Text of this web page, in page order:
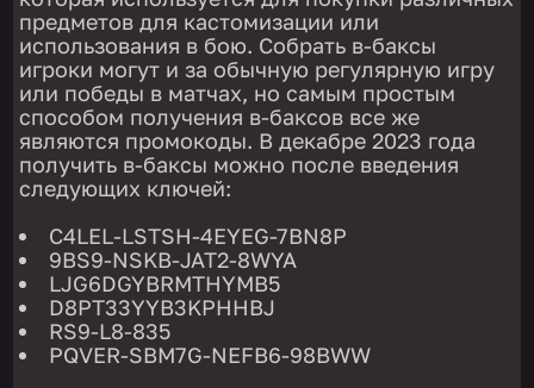
предметов для кастомизации или
использования в бою. Собрать в-баксы
игроки могут и за обычную регулярную игру
или победы в матчах, но самым простым
способом получения в-баксов все же
являются промокоды. В декабре 2023 года
получить в-баксы можно после введения
следующих ключей:
C4LEL-LSTSH-4EYEG-7BN8P
9BS9-NSKB-JAT2-8WYA
LJG6DGYBRMTHYMB5
D8PT33YYB3KPHHBJ
RS9-L8-835
PQVER-SBM7G-NEFB6-98BWW